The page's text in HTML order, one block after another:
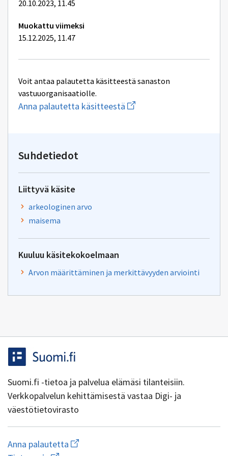
20.10.2023, 11.45
Muokattu viimeksi
15.12.2025, 11.47
Voit antaa palautetta käsitteestä sanaston
vastuuorganisaatiolle.
Anna palautetta käsitteestä Aloita
uuden
Suhdetiedot
Liittyvä käsite
arkeologinen arvo
maisema
Kuuluu käsitekokoelmaan
Arvon määrittäminen ja merkittävyyden arviointi
Suomi.fi -tietoa ja palvelua elämäsi tilanteisiin.
Verkkopalvelun kehittämisestä vastaa Digi- ja
väestötietovirasto
Anna palautetta Aloita
uuden